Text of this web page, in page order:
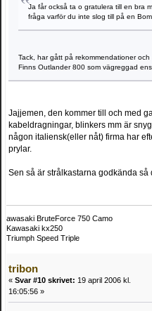
Ja får också ta o gratulera till en bra
fråga varför du inte slog till på en
Tack, har gått på rekommendationer och
Finns Outlander 800 som vägreggad
Jajjemen, den kommer till och med
kabeldragningar, blinkers mm är
någon italiensk(eller nåt) firma har
prylar.
Sen så är strålkastarna godkända
awasaki BruteForce 750 Camo
Kawasaki kx250
Triumph Speed Triple
tribon
« Svar #10 skrivet: 19 april 2006 kl.
16:05:56 »